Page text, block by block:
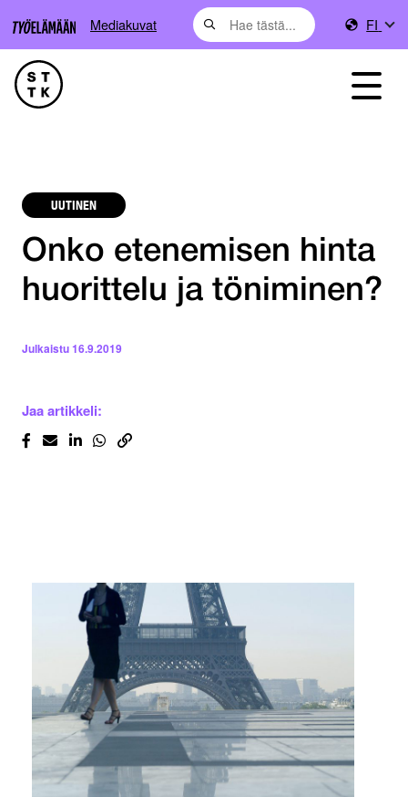
Mediakuvat FI
UUTINEN
Onko etenemisen hinta
huorittelu ja töniminen?
Julkaistu16.9.2019
Jaa artikkeli: